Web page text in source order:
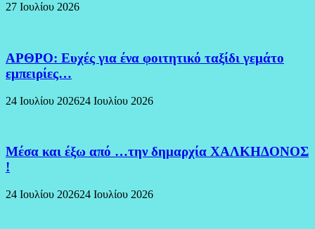
27 Ιουλίου 2026
ΑΡΘΡΟ: Ευχές για ένα φοιτητικό ταξίδι γεμάτο
εμπειρίες…
24 Ιουλίου 202624 Ιουλίου 2026
Μέσα και έξω από …την δημαρχία ΧΑΛΚΗΔΟΝΟΣ
!
24 Ιουλίου 202624 Ιουλίου 2026